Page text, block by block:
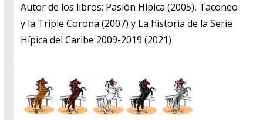
​Autor de los libros: Pasión Hípica (2005), Taconeo
y la Triple Corona (2007) y La historia de la Serie
Hípica del Caribe 2009-2019 (2021)